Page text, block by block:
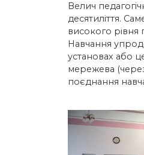
Велич
десятиліття.
високого рівня
Навчання
установах або
мережева
поєднання